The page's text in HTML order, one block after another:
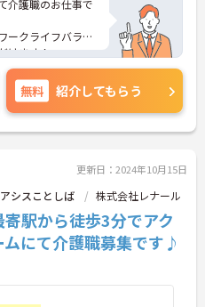
介護職のお仕事で
ークライフバラン
けます！
えて、マイカー通
ビまでお問い合わ
えします！
無料 紹介してもらう
更新日：2024年10月15日
シスことしば 株式会社レナール
駅から徒歩3分でアク
にて介護職募集です♪